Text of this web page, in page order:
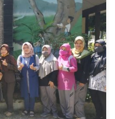
di Kota Tegal dan
pembelajaran
[…]